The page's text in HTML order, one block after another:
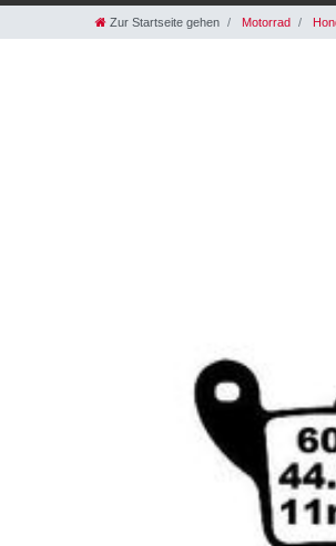
Zur Startseite gehen Motorrad